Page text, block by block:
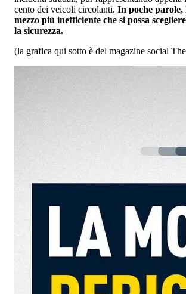
cento dei veicoli circolanti. In poche parole,
mezzo più inefficiente che si possa
la sicurezza.
(la grafica qui sotto è del magazine social